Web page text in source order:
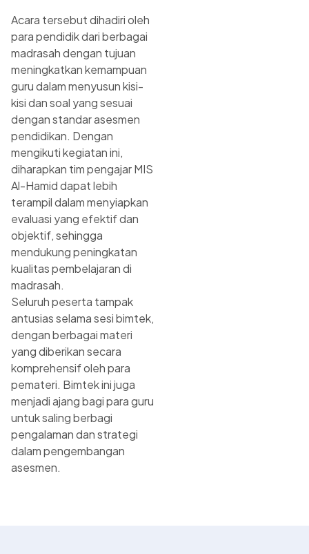
Acara tersebut dihadiri oleh
para pendidik dari berbagai
madrasah dengan tujuan
meningkatkan kemampuan
guru dalam menyusun kisi-
kisi dan soal yang sesuai
dengan standar asesmen
pendidikan. Dengan
mengikuti kegiatan ini,
diharapkan tim pengajar MIS
Al-Hamid dapat lebih
terampil dalam menyiapkan
evaluasi yang efektif dan
objektif, sehingga
mendukung peningkatan
kualitas pembelajaran di
madrasah.
Seluruh peserta tampak
antusias selama sesi bimtek,
dengan berbagai materi
yang diberikan secara
komprehensif oleh para
pemateri. Bimtek ini juga
menjadi ajang bagi para guru
untuk saling berbagi
pengalaman dan strategi
dalam pengembangan
asesmen.